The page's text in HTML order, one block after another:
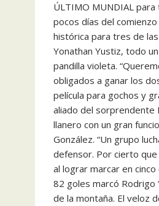
ÚLTIMO MUNDIAL
pocos días del
histórica para tres de
Yonathan Yustiz, todo
pandilla violeta.
obligados a ganar los
película para gochos y
aliado del sorprendente
llanero con un gran
González. “Un grupo
defensor. Por cierto que
al lograr marcar en
82 goles marcó Rodrigo
de la montaña. El veloz